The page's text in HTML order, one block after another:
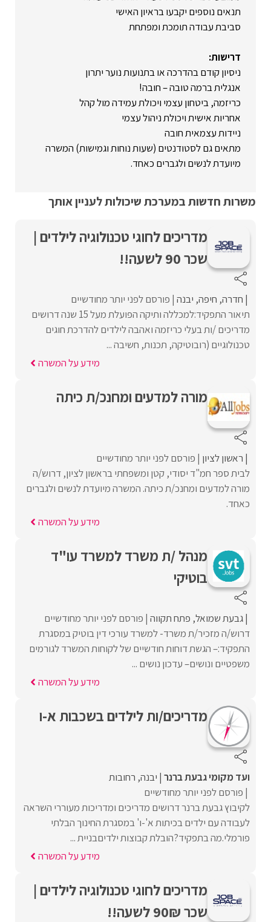
תנאים נוספים יקבעו בראיון האישי
סביבת עבודה תומכת ומפתחת
דרישות:
ניסיון קודם בהדרכה או בתנועות נוער יתרון
אנגלית ברמה טובה – חובה!
כריזמה, ביטחון עצמי ויכולת עמידה מול קהל
אחריות אישית ויכולת ניהול עצמי
ניידות עצמאית חובה
מתאים גם לסטודנטים (שעות נוחות וגמישות) המשרה
מיועדת לנשים ולגברים כאחד.
משרות חדשות במערכת שיכולות לעניין אותך
מדריכים לחוגי טכנולוגיה לילדים |
שכר 90 לשעה!!
חדרה חיפה יבנה פורסם לפני יותר מחודשיים
תיאור התפקיד:למכללה ותיקה הפועלת מעל 15 שנה דרושים
מדריכים /ות בעלי כריזמה ואהבה לילדים להדרכת חוגים
טכנולוגיים (רובוטיקה, תכנות, חשיבה ...
מידע על המשרה
מורה למדעים ומחנכ/ת כיתה
ראשון לציון פורסם לפני יותר מחודשיים
לבית ספר חמ"ד יסודי, קטן ומשפחתי בראשון לציון, דרוש/ה
מורה למדעים ומחנכ/ת כיתה. המשרה מיועדת לנשים ולגברים
כאחד.
מידע על המשרה
מנהל /ת משרד למשרד עו"ד
בוטיקי
גבעת שמואל פתח תקווה פורסם לפני יותר מחודשיים
דרוש/ה מזכיר/ת משרד- למשרד עורכי דין בוטיק במסגרת
התפקיד:– הגשת דוחות חודשיים של לקוחות המשרד לגורמים
משפטיים ונושים– עדכון נושים ...
מידע על המשרה
מדריכים/ות לילדים בשכבות א-ו
ועד מקומי גבעת ברנר יבנה רחובות
פורסם לפני יותר מחודשיים
לקיבוץ גבעת ברנר דרושים מדריכים ומדריכות מעוררי השראה
לעבודה עם ילדים בכיתות א'-ו' במסגרת החינוך הבלתי
פורמלי.מה בתפקיד?הובלת קבוצות ילדיםבניית ...
מידע על המשרה
מדריכים לחוגי טכנולוגיה לילדים |
שכר 90₪ לשעה!!